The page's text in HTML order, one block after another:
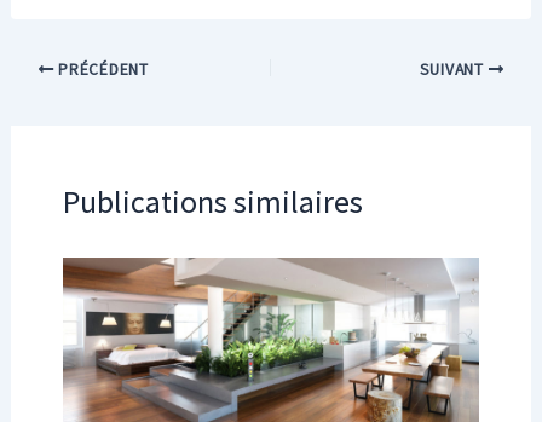
PRÉCÉDENT SUIVANT
Publications similaires